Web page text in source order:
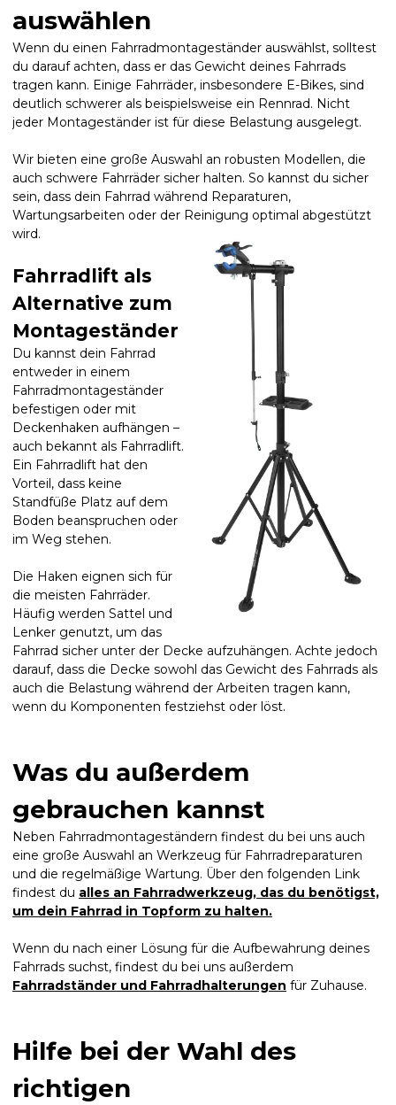
auswählen
Wenn du einen Fahrradmontageständer auswählst, solltest
du darauf achten, dass er das Gewicht deines Fahrrads
tragen kann. Einige Fahrräder, insbesondere E-Bikes, sind
deutlich schwerer als beispielsweise ein Rennrad. Nicht
jeder Montageständer ist für diese Belastung ausgelegt.
Wir bieten eine große Auswahl an robusten Modellen, die
auch schwere Fahrräder sicher halten. So kannst du sicher
sein, dass dein Fahrrad während Reparaturen,
Wartungsarbeiten oder der Reinigung optimal abgestützt
wird.
Fahrradlift als
Alternative zum
Montageständer
Du kannst dein Fahrrad
entweder in einem
Fahrradmontageständer
befestigen oder mit
Deckenhaken aufhängen –
auch bekannt als Fahrradlift.
Ein Fahrradlift hat den
Vorteil, dass keine
Standfüße Platz auf dem
Boden beanspruchen oder
im Weg stehen.
Die Haken eignen sich für
die meisten Fahrräder.
Häufig werden Sattel und
Lenker genutzt, um das
Fahrrad sicher unter der Decke aufzuhängen. Achte jedoch
darauf, dass die Decke sowohl das Gewicht des Fahrrads als
auch die Belastung während der Arbeiten tragen kann,
wenn du Komponenten festziehst oder löst.
Was du außerdem
gebrauchen kannst
Neben Fahrradmontageständern findest du bei uns auch
eine große Auswahl an Werkzeug für Fahrradreparaturen
und die regelmäßige Wartung. Über den folgenden Link
findest du alles an Fahrradwerkzeug, das du benötigst,
um dein Fahrrad in Topform zu halten.
Wenn du nach einer Lösung für die Aufbewahrung deines
Fahrrads suchst, findest du bei uns außerdem
Fahrradständer und Fahrradhalterungen für Zuhause.
Hilfe bei der Wahl des
richtigen